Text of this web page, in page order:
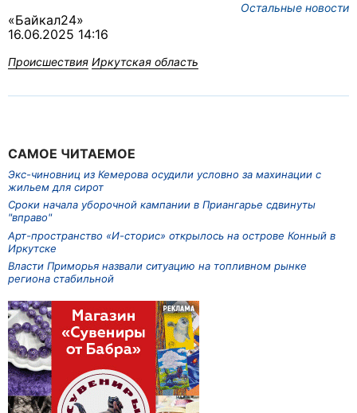
Остальные новости
«Байкал24»
16.06.2025 14:16
Происшествия Иркутская область
САМОЕ ЧИТАЕМОЕ
Экс-чиновниц из Кемерова осудили условно за махинации с
жильем для сирот
Сроки начала уборочной кампании в Приангарье сдвинуты
"вправо"
Арт-пространство «И-сторис» открылось на острове Конный в
Иркутске
Власти Приморья назвали ситуацию на топливном рынке
региона стабильной